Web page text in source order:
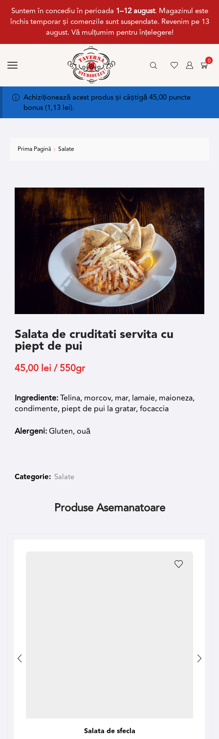
Suntem în concediu în perioada 1–12 august. Magazinul este
închis temporar și comenzile sunt suspendate. Revenim pe 13
august. Vă mulțumim pentru înțelegere!
0
Achiziționează acest produs și câștigă 45,00 puncte
bonus (1,13 lei).
Prima Pagină Salate
Salata de cruditati servita cu
piept de pui
45,00 lei / 550gr
Ingrediente:Telina, morcov, mar, lamaie, maioneza,
condimente, piept de pui la gratar, focaccia
Alergeni:Gluten, ouă
Categorie: Salate
Produse Asemanatoare
Salata de sfecla